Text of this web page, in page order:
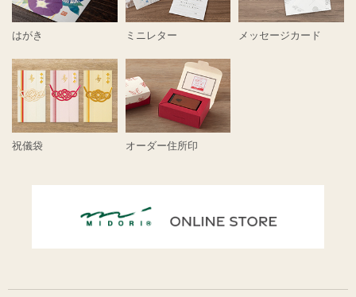
はがき ミニレター メッセージカード
祝儀袋 オーダー住所印